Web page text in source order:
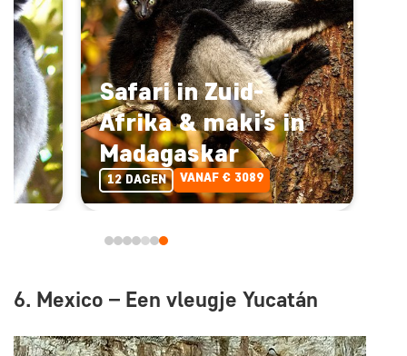
Safari in Zuid-
Afrika & maki’s in
Madagaskar
12 DAGEN VANAF € 3089
6. Mexico – Een vleugje Yucatán